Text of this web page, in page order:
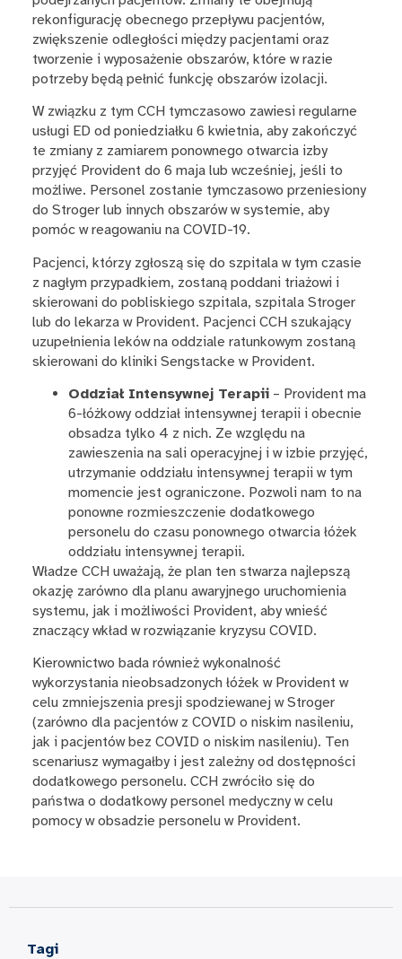
rekonfigurację obecnego przepływu pacjentów,
zwiększenie odległości między pacjentami oraz
tworzenie i wyposażenie obszarów, które w razie
potrzeby będą pełnić funkcję obszarów izolacji.
W związku z tym CCH tymczasowo zawiesi regularne
usługi ED od poniedziałku 6 kwietnia, aby zakończyć
te zmiany z zamiarem ponownego otwarcia izby
przyjęć Provident do 6 maja lub wcześniej, jeśli to
możliwe. Personel zostanie tymczasowo przeniesiony
do Stroger lub innych obszarów w systemie, aby
pomóc w reagowaniu na COVID-19.
Pacjenci, którzy zgłoszą się do szpitala w tym czasie
z nagłym przypadkiem, zostaną poddani triażowi i
skierowani do pobliskiego szpitala, szpitala Stroger
lub do lekarza w Provident. Pacjenci CCH szukający
uzupełnienia leków na oddziale ratunkowym zostaną
skierowani do kliniki Sengstacke w Provident.
Oddział Intensywnej Terapii– Provident ma
6-łóżkowy oddział intensywnej terapii i obecnie
obsadza tylko 4 z nich. Ze względu na
zawieszenia na sali operacyjnej i w izbie przyjęć,
utrzymanie oddziału intensywnej terapii w tym
momencie jest ograniczone. Pozwoli nam to na
ponowne rozmieszczenie dodatkowego
personelu do czasu ponownego otwarcia łóżek
oddziału intensywnej terapii.
Władze CCH uważają, że plan ten stwarza najlepszą
okazję zarówno dla planu awaryjnego uruchomienia
systemu, jak i możliwości Provident, aby wnieść
znaczący wkład w rozwiązanie kryzysu COVID.
Kierownictwo bada również wykonalność
wykorzystania nieobsadzonych łóżek w Provident w
celu zmniejszenia presji spodziewanej w Stroger
(zarówno dla pacjentów z COVID o niskim nasileniu,
jak i pacjentów bez COVID o niskim nasileniu). Ten
scenariusz wymagałby i jest zależny od dostępności
dodatkowego personelu. CCH zwróciło się do
państwa o dodatkowy personel medyczny w celu
pomocy w obsadzie personelu w Provident.
Tagi